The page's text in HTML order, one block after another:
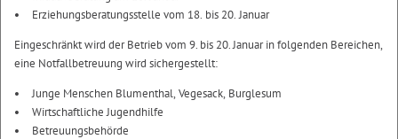
Erziehungsberatungsstelle vom 18. bis 20. Januar
Eingeschränkt wird der Betrieb vom 9. bis 20. Januar in folgenden Bereichen,
eine Notfallbetreuung wird sichergestellt:
Junge Menschen Blumenthal, Vegesack, Burglesum
Wirtschaftliche Jugendhilfe
Betreuungsbehörde